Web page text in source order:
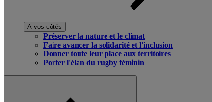
A vos côtés
Préserver la nature et le climat
Faire avancer la solidarité et l'inclusion
Donner toute leur place aux territoires
Porter l'élan du rugby féminin